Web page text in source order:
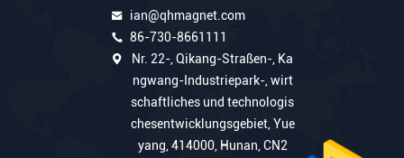
ian@qhmagnet.com
86-730-8661111
Nr. 22-, Qikang-Straßen-, Ka
ngwang-Industriepark-, wirt
schaftliches und technologis
chesentwicklungsgebiet, Yue
yang, 414000, Hunan, CN2